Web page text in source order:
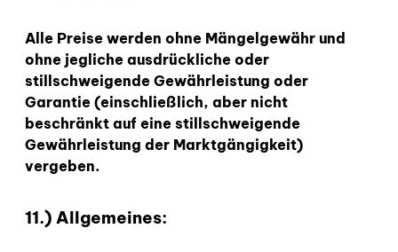
Alle Preise werden ohne Mängelgewähr und
ohne jegliche ausdrückliche oder
stillschweigende Gewährleistung oder
Garantie (einschließlich, aber nicht
beschränkt auf eine stillschweigende
Gewährleistung der Marktgängigkeit)
vergeben.
11.) Allgemeines: